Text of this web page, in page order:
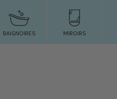
BAIGNOIRES MIROIRS